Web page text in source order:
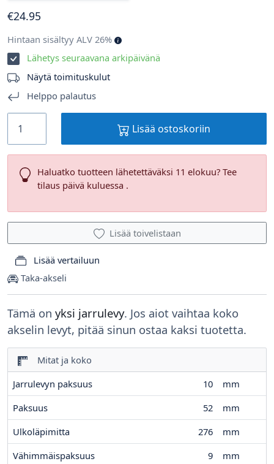
Taka-akseli
Tämä on yksi jarrulevy. Jos aiot vaihtaa koko
akselin levyt, pitää sinun ostaa kaksi tuotetta.
Mitat ja koko
Jarrulevyn paksuus
10
mm
Paksuus
52
mm
Ulkoläpimitta
276
mm
Vähimmäispaksuus
9
mm
€24.95
Hintaan sisältyy ALV 26%
Lähetys seuraavana arkipäivänä
Näytä toimituskulut
Helppo palautus
Lisää ostoskoriin
Haluatko tuotteen lähetettäväksi 11 elokuu? Tee
tilaus päivä kuluessa .
Lisää toivelistaan
Lisää vertailuun